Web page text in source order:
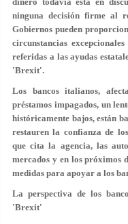
ninguna decisión firme al
Gobiernos pueden
circunstancias
referidas a las ayudas
'Brexit'.
Los bancos italianos,
préstamos impagados, un
históricamente bajos, están
restauren la confianza de
que cita la agencia, las
mercados y en los próximos
medidas para apoyar a los
La perspectiva de los
'Brexit'